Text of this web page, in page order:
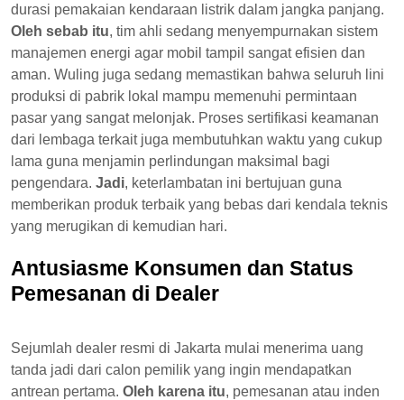
durasi pemakaian kendaraan listrik dalam jangka panjang.
Oleh sebab itu, tim ahli sedang menyempurnakan sistem
manajemen energi agar mobil tampil sangat efisien dan
aman. Wuling juga sedang memastikan bahwa seluruh lini
produksi di pabrik lokal mampu memenuhi permintaan
pasar yang sangat melonjak. Proses sertifikasi keamanan
dari lembaga terkait juga membutuhkan waktu yang cukup
lama guna menjamin perlindungan maksimal bagi
pengendara. Jadi, keterlambatan ini bertujuan guna
memberikan produk terbaik yang bebas dari kendala teknis
yang merugikan di kemudian hari.
Antusiasme Konsumen dan Status
Pemesanan di Dealer
Sejumlah dealer resmi di Jakarta mulai menerima uang
tanda jadi dari calon pemilik yang ingin mendapatkan
antrean pertama. Oleh karena itu, pemesanan atau inden